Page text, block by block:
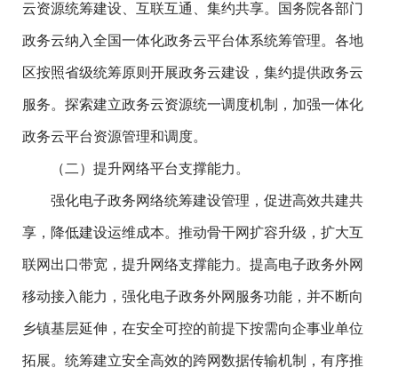
云资源统筹建设、互联互通、集约共享。国务院各部门
政务云纳入全国一体化政务云平台体系统筹管理。各地
区按照省级统筹原则开展政务云建设，集约提供政务云
服务。探索建立政务云资源统一调度机制，加强一体化
政务云平台资源管理和调度。
（二）提升网络平台支撑能力。
强化电子政务网络统筹建设管理，促进高效共建共
享，降低建设运维成本。推动骨干网扩容升级，扩大互
联网出口带宽，提升网络支撑能力。提高电子政务外网
移动接入能力，强化电子政务外网服务功能，并不断向
乡镇基层延伸，在安全可控的前提下按需向企事业单位
拓展。统筹建立安全高效的跨网数据传输机制，有序推